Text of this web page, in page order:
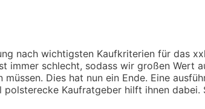
nach wichtigsten Kaufkriterien für das
immer schlecht, sodass wir großen Wert
Dies hat nun ein Ende. Eine
Kaufratgeber hilft ihnen